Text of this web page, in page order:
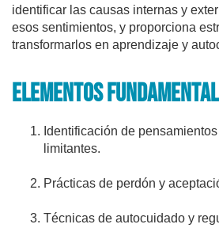
identificar las causas internas y
esos sentimientos, y proporciona
transformarlos en aprendizaje y
elementos
Identificación de
limitantes.
Prácticas de perdón y
Técnicas de autocuidado y